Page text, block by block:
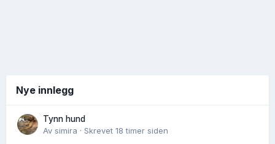
Nye innlegg
Tynn hund
Av simira · Skrevet 18 timer siden